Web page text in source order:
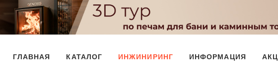
ГЛАВНАЯ КАТАЛОГ ИНЖИНИРИНГ ИНФОРМАЦИЯ